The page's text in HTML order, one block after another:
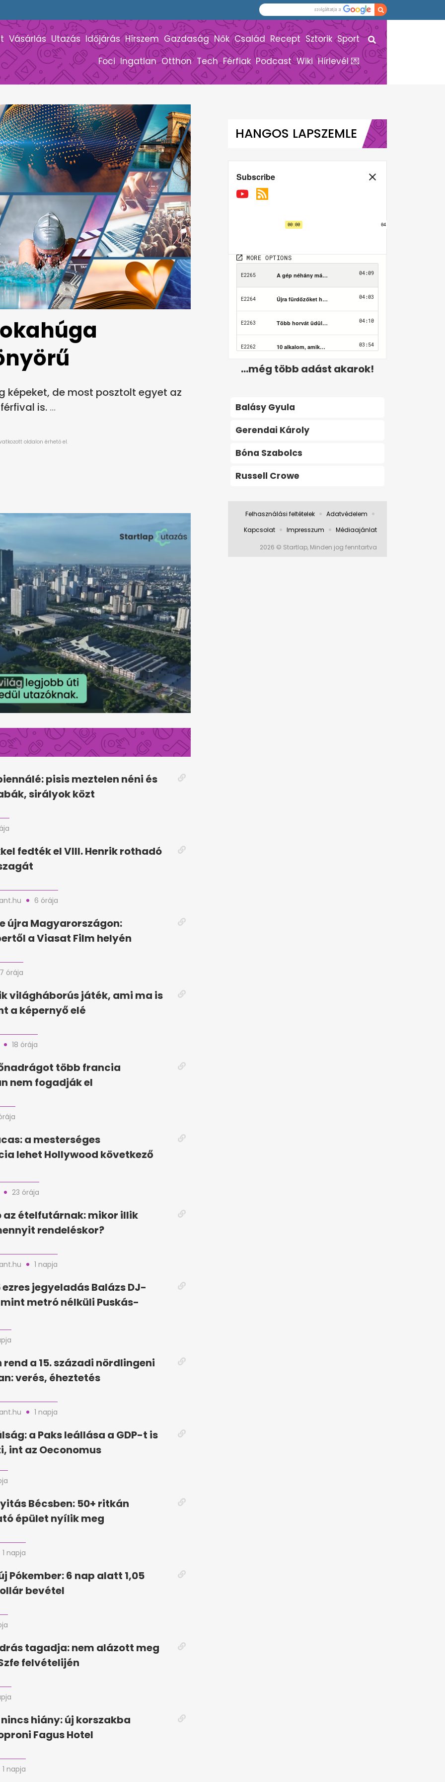
Vásárlás Utazás Időjárás Hírszem Gazdaság Nők Család Recept Sztorik Sport
Foci Ingatlan Otthon Tech Férfiak Podcast Wiki Hírlevél 💌
de most posztolt egyet az
is.
pisis meztelen néni és
sirályok közt
fedték el VIII. Henrik rothadó
6 órája
újra Magyarországon:
a Viasat Film helyén
órája
világháborús játék, ami ma is
a képernyő elé
18 órája
több francia
nem fogadják el
a mesterséges
lehet Hollywood következő
23 órája
az ételfutárnak: mikor illik
rendeléskor?
1 napja
jegyeladás Balázs DJ-
metró nélküli Puskás-
rend a 15. századi nördlingeni
verés, éheztetés
1 napja
a Paks leállása a GDP-t is
int az Oeconomus
Bécsben: 50+ ritkán
épület nyílik meg
1 napja
Pókember: 6 nap alatt 1,05
bevétel
tagadja: nem alázott meg
felvételijén
hiány: új korszakba
Fagus Hotel
1 napja
HANGOS LAPSZEMLE
...még több adást akarok!
Balásy Gyula
Gerendai Károly
Bóna Szabolcs
Russell Crowe
Felhasználási feltételek
Adatvédelem
Kapcsolat
Impresszum Médiaajánlat
2026 © Startlap, Minden jog fenntartva